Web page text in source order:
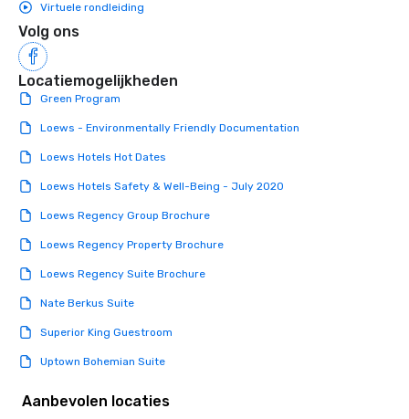
Virtuele rondleiding
Volg ons
Locatiemogelijkheden
Green Program
Loews - Environmentally Friendly Documentation
Loews Hotels Hot Dates
Loews Hotels Safety & Well-Being - July 2020
Loews Regency Group Brochure
Loews Regency Property Brochure
Loews Regency Suite Brochure
Nate Berkus Suite
Superior King Guestroom
Uptown Bohemian Suite
Aanbevolen locaties